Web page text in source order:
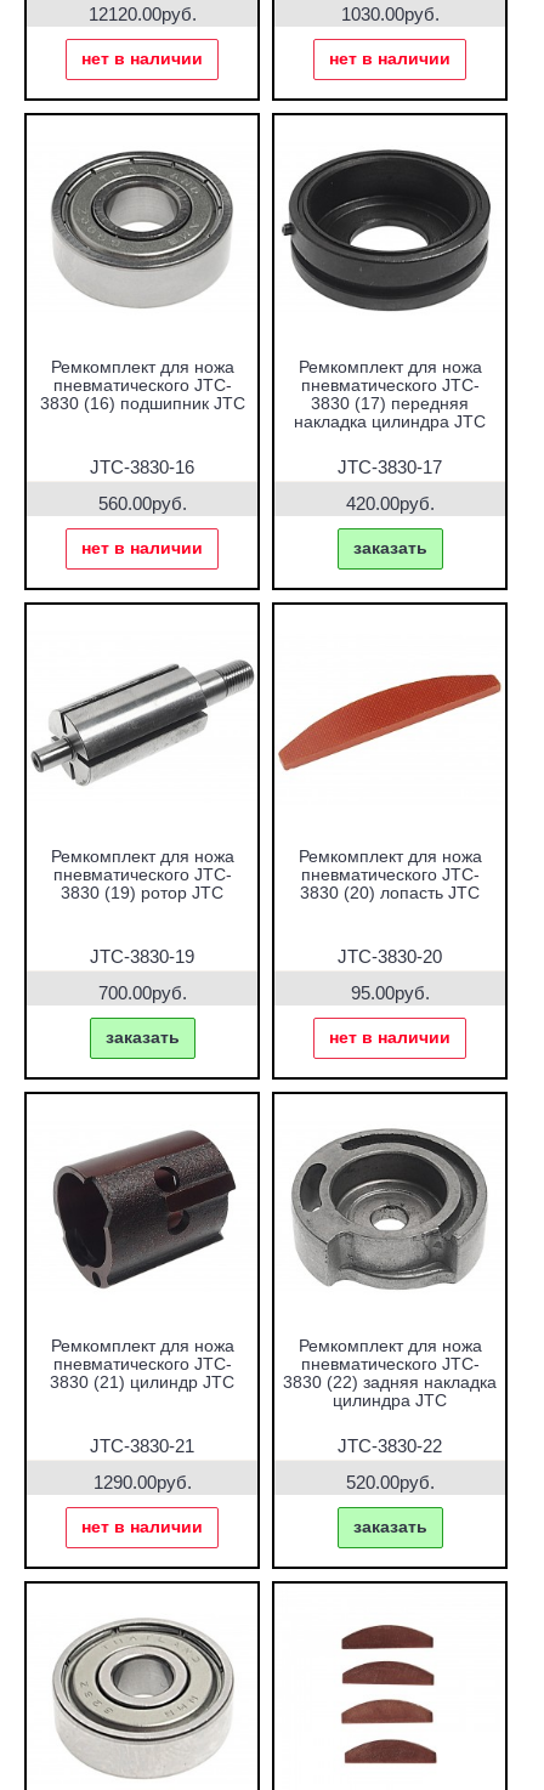
12120.00руб.
нет в наличии
1030.00руб.
нет в наличии
Ремкомплект для ножа
пневматического JTC-
3830 (16) подшипник JTC
JTC-3830-16
560.00руб.
нет в наличии
Ремкомплект для ножа
пневматического JTC-
3830 (17) передняя
накладка цилиндра JTC
JTC-3830-17
420.00руб.
заказать
Ремкомплект для ножа
пневматического JTC-
3830 (19) ротор JTC
JTC-3830-19
700.00руб.
заказать
Ремкомплект для ножа
пневматического JTC-
3830 (20) лопасть JTC
JTC-3830-20
95.00руб.
нет в наличии
Ремкомплект для ножа
пневматического JTC-
3830 (21) цилиндр JTC
JTC-3830-21
1290.00руб.
нет в наличии
Ремкомплект для ножа
пневматического JTC-
3830 (22) задняя накладка
цилиндра JTC
JTC-3830-22
520.00руб.
заказать